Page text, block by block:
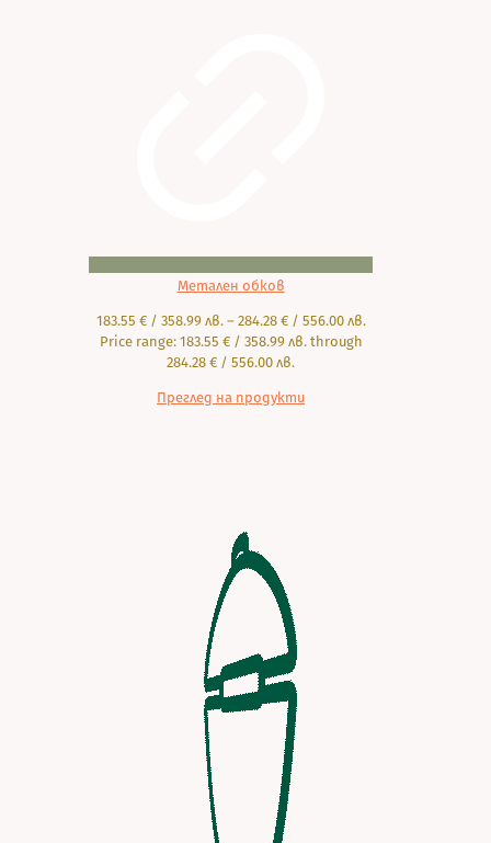
Метален обков
183.55 €/ 358.99 лв. – 284.28 €/ 556.00 лв.
Price range: 183.55 € / 358.99 лв. through
284.28 € / 556.00 лв.
Преглед на продукти